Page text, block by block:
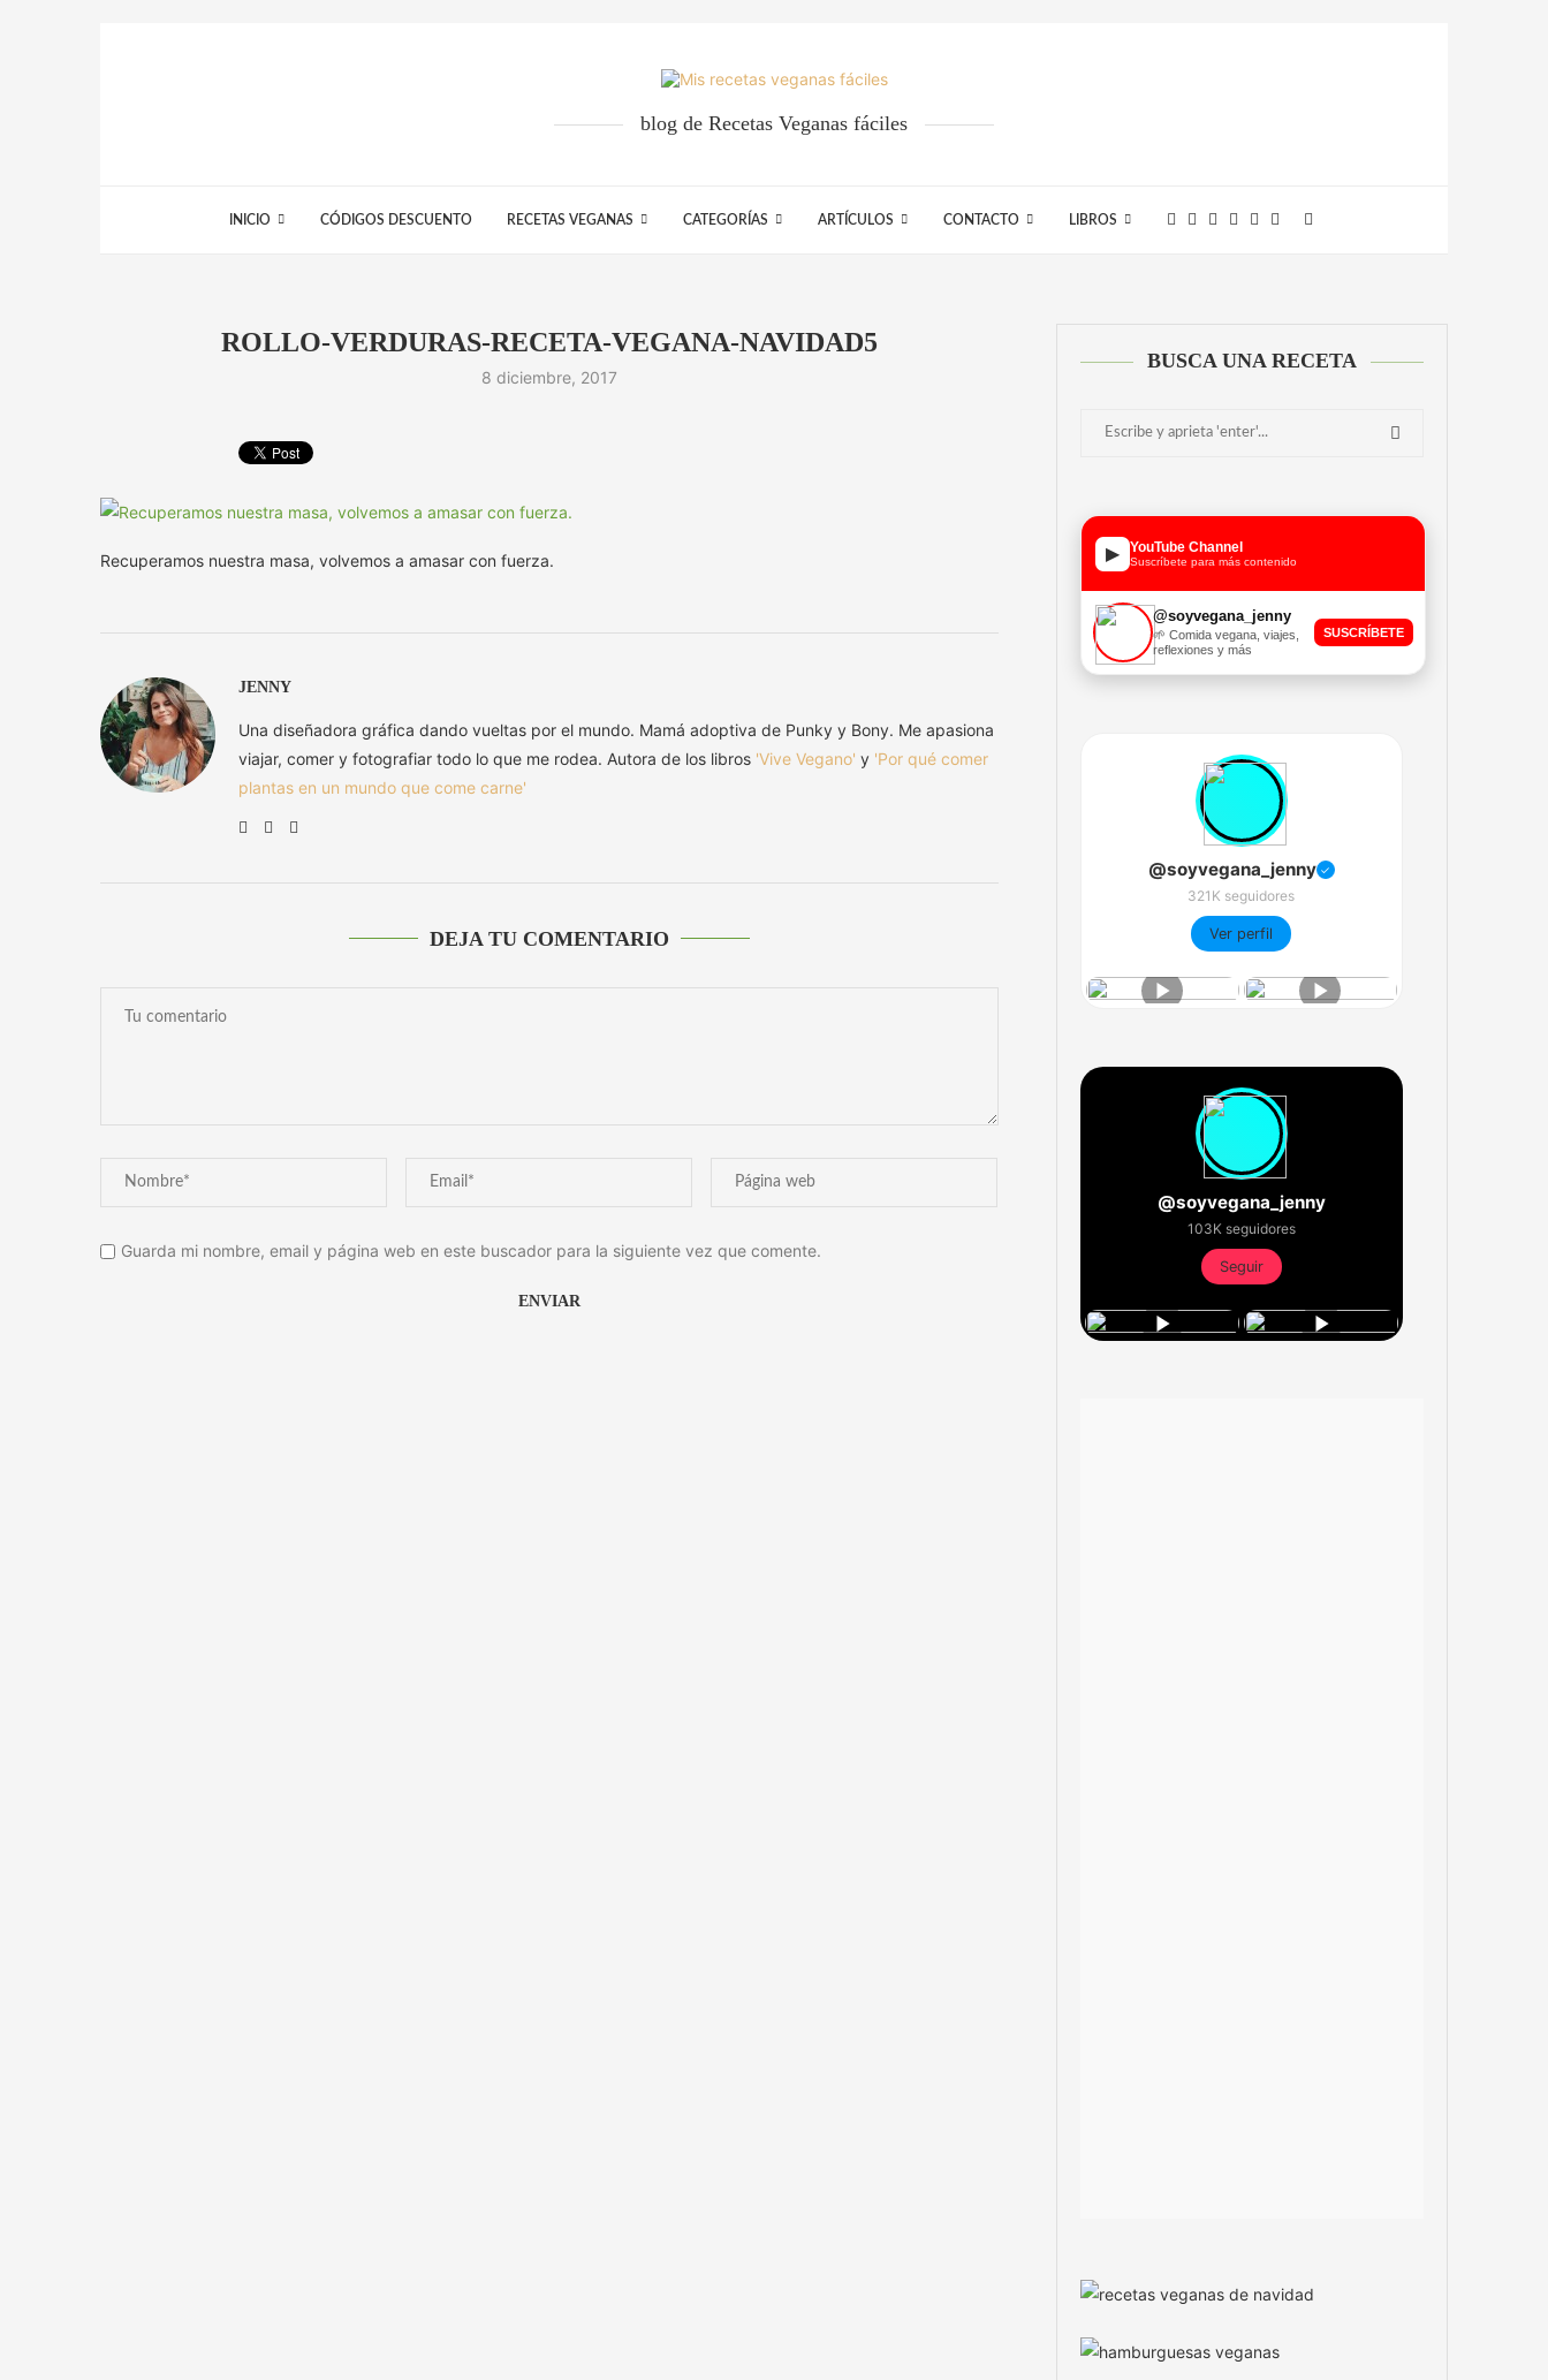
blog de Recetas Veganas fáciles
INICIO CÓDIGOS DESCUENTO RECETAS VEGANAS CATEGORÍAS ARTÍCULOS CONTACTO LIBROS
ROLLO-VERDURAS-RECETA-VEGANA-NAVIDAD5
8 diciembre, 2017
Recuperamos nuestra masa, volvemos a amasar con fuerza.
JENNY
Una diseñadora gráfica dando vueltas por el mundo. Mamá adoptiva de Punky y Bony. Me apasiona
viajar, comer y fotografiar todo lo que me rodea. Autora de los libros 'Vive Vegano' y 'Por qué comer
plantas en un mundo que come carne'
DEJA TU COMENTARIO
Guarda mi nombre, email y página web en este buscador para la siguiente vez que comente.
BUSCA UNA RECETA
▶ YouTube Channel
Suscríbete para más contenido
@soyvegana_jenny
🌱 Comida vegana, viajes,
reflexiones y más
SUSCRÍBETE
@soyvegana_jenny ✓
321K seguidores
Ver perfil
@soyvegana_jenny
103K seguidores
Seguir